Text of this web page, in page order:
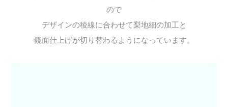
ので
デザインの稜線に合わせて梨地細の加工と
鏡面仕上げが切り替わるようになっています。